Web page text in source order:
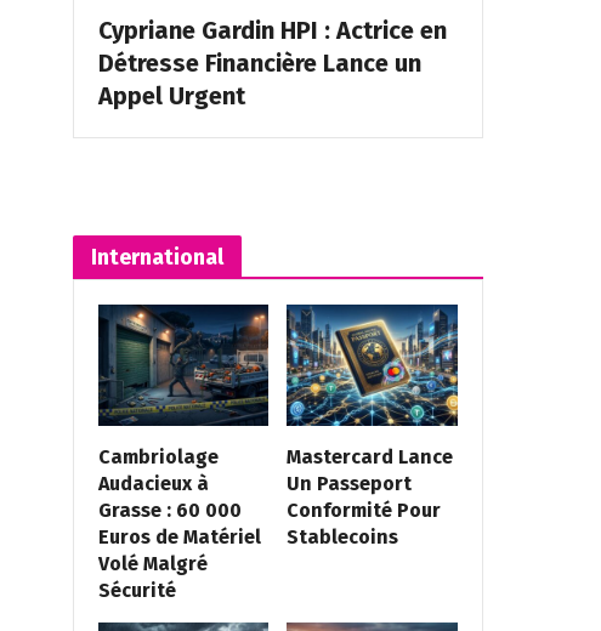
Cypriane Gardin HPI : Actrice en
Détresse Financière Lance un
Appel Urgent
International
Cambriolage
Audacieux à
Grasse : 60 000
Euros de Matériel
Volé Malgré
Sécurité
Mastercard Lance
Un Passeport
Conformité Pour
Stablecoins